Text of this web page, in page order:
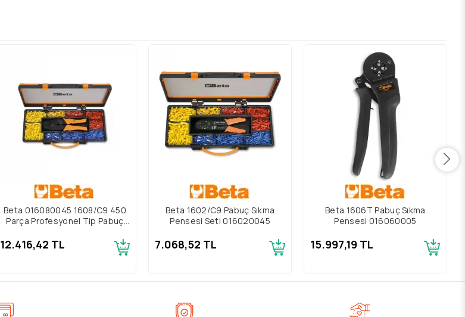
Beta 016080045 1608/C9 450
Parça Profesyonel Tip Pabuç
12.416,42 TL
Beta 1602/C9 Pabuç Sıkma
Pensesi Seti 016020045
7.068,52 TL
Beta 1606T Pabuç Sıkma
Pensesi 016060005
15.997,19 TL